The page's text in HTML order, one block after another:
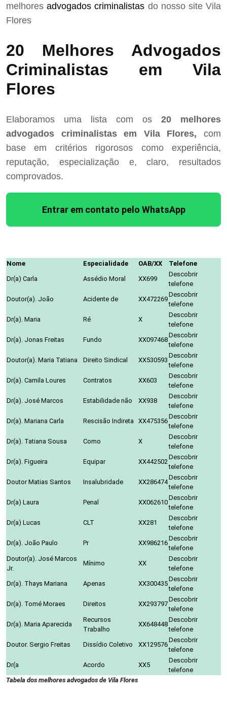
melhoresadvogados criminalistas do nosso site Vila
Flores
20 Melhores Advogados
Criminalistas em Vila
Flores
Elaboramos uma lista com os 20 melhores
advogados criminalistas em Vila Flores, com
base em critérios rigorosos como experiência,
reputação, especialização e, claro, resultados
comprovados.
Entrar em contato pelo WhatsApp
Nome Especialidade OAB/XX
Telefone
Dr(a) Carla
Assédio Moral XX699
Descobrir
telefone
Doutor(a). João
Acidente de XX472269
Descobrir
telefone
Dr(a). Maria
Ré X
Descobrir
telefone
Dr(a). Jonas Freitas
Fundo XX097468
Descobrir
telefone
Doutor(a). Maria Tatiana
Direito Sindical XX530593
Descobrir
telefone
Dr(a). Camila Loures
Contratos XX603
Descobrir
telefone
Dr(a). José Marcos
Estabilidade não XX938
Descobrir
telefone
Dr(a). Mariana Carla
Rescisão Indireta XX475356
Descobrir
telefone
Dr(a). Tatiana Sousa
Como X
Descobrir
telefone
Dr(a). Figueira
Equipar XX442502
Descobrir
telefone
Doutor Matias Santos
Insalubridade XX286474
Descobrir
telefone
Dr(a) Laura
Penal XX062610
Descobrir
telefone
Dr(a) Lucas
CLT XX281
Descobrir
telefone
Dr(a). João Paulo
Pr XX986216
Descobrir
telefone
Doutor(a). José Marcos
Jr.
Mínimo XX
Descobrir
telefone
Dr(a). Thays Mariana
Apenas XX300435
Descobrir
telefone
Dr(a). Tomé Moraes
Direitos XX293797
Descobrir
telefone
Dr(a). Maria Aparecida
Recursos
Trabalho
XX648448
Descobrir
telefone
Doutor. Sergio Freitas
Dissídio Coletivo XX129576
Descobrir
telefone
Dr(a
Acordo XX5
Descobrir
telefone
Tabela dos melhores advogados de Vila Flores